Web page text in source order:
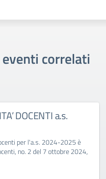
correlati
DOCENTI a.s.
per l'a.s. 2024-2025 è
no. 2 del 7 ottobre 2024,